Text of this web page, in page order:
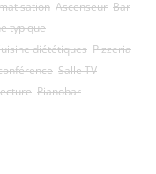
Ascenseur Bar
typique
diététiques Pizzeria
Salle TV
Pianobar